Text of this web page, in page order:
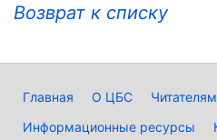
Возврат к списку
Главная О ЦБС
Читателям
Информационные ресурсы